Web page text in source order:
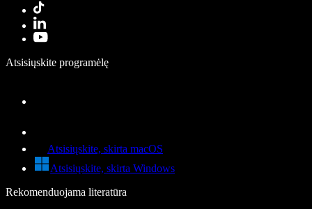
Atsisiųskite programėlę
Atsisiųskite, skirta macOS
Atsisiųskite, skirta Windows
Rekomenduojama literatūra